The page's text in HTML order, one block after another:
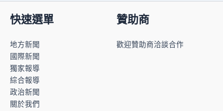
快速選單
地方新聞
國際新聞
獨家報導
綜合報導
政治新聞
關於我們
贊助商
歡迎贊助商洽談合作